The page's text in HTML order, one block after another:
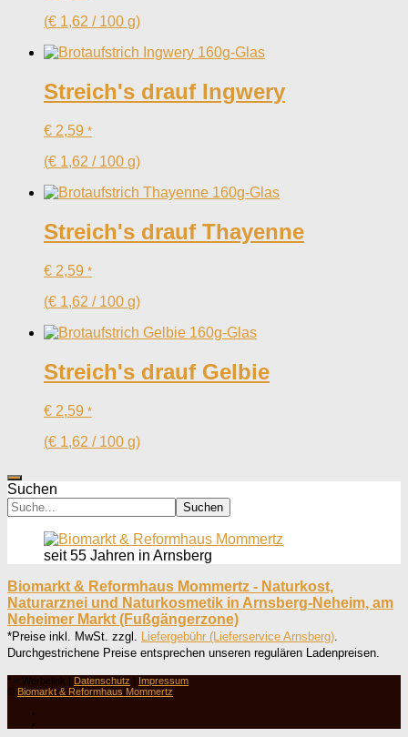
(€ 1,62 / 100 g)
Streich's drauf Ingwery
€ 2,59 *
(€ 1,62 / 100 g)
Streich's drauf Thayenne
€ 2,59 *
(€ 1,62 / 100 g)
Streich's drauf Gelbie
€ 2,59 *
(€ 1,62 / 100 g)
Suchen
Suchen
seit 55 Jahren in Arnsberg
Biomarkt & Reformhaus Mommertz - Naturkost,
Naturarznei und Naturkosmetik in Arnsberg-Neheim, am
Neheimer Markt (Fußgängerzone)
*Preise inkl. MwSt. zzgl. Liefergebühr (Lieferservice Arnsberg)
Durchgestrichene Preise entsprechen unseren regulären Ladenpreisen.
° = Werbelink | Datenschutz | Impressum
© Biomarkt & Reformhaus Mommertz